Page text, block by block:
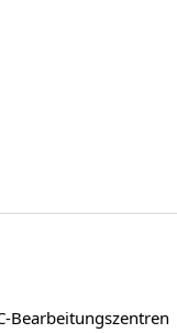
Bearbeitungszentren